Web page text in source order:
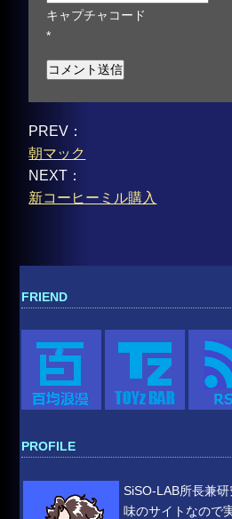
キャプチャコード
*
PREV：
朝マック
NEXT：
新コーヒーミル購入
FRIEND
PROFILE
SiSO-LAB所長兼
味のサイトなので